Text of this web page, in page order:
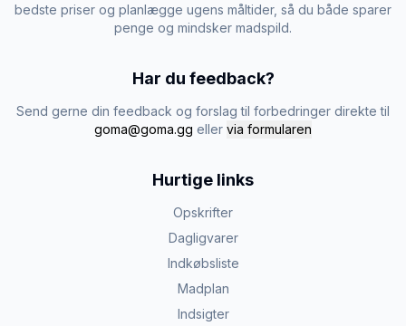
bedste priser og planlægge ugens måltider, så du både sparer
penge og mindsker madspild.
Har du feedback?
Send gerne din feedback og forslag til forbedringer direkte til
goma@goma.gg eller via formularen
Hurtige links
Opskrifter
Dagligvarer
Indkøbsliste
Madplan
Indsigter